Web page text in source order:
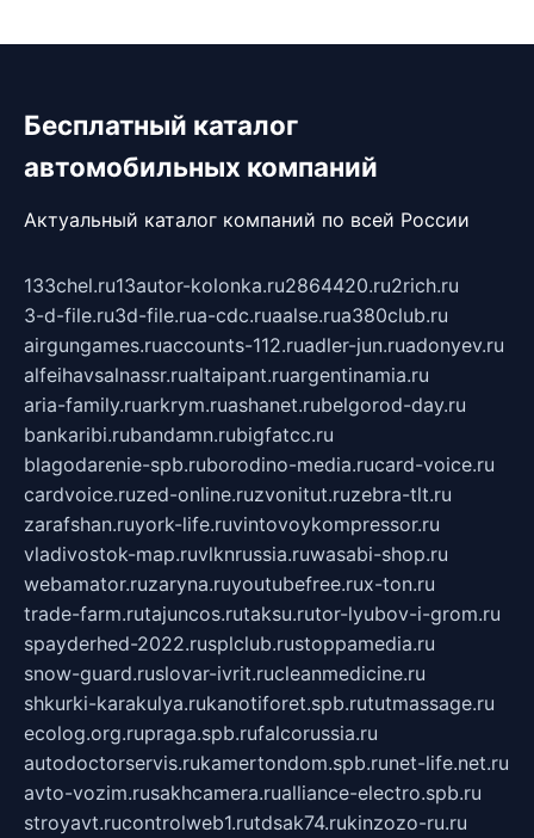
Бесплатный каталог
автомобильных компаний
Актуальный каталог компаний по всей России
133chel.ru13autor-kolonka.ru2864420.ru2rich.ru
3-d-file.ru3d-file.rua-cdc.ruaalse.rua380club.ru
airgungames.ruaccounts-112.ruadler-jun.ruadonyev.ru
alfeihavsalnassr.rualtaipant.ruargentinamia.ru
aria-family.ruarkrym.ruashanet.rubelgorod-day.ru
bankaribi.rubandamn.rubigfatcc.ru
blagodarenie-spb.ruborodino-media.rucard-voice.ru
cardvoice.ruzed-online.ruzvonitut.ruzebra-tlt.ru
zarafshan.ruyork-life.ruvintovoykompressor.ru
vladivostok-map.ruvlknrussia.ruwasabi-shop.ru
webamator.ruzaryna.ruyoutubefree.rux-ton.ru
trade-farm.rutajuncos.rutaksu.rutor-lyubov-i-grom.ru
spayderhed-2022.rusplclub.rustoppamedia.ru
snow-guard.ruslovar-ivrit.rucleanmedicine.ru
shkurki-karakulya.rukanotiforet.spb.rututmassage.ru
ecolog.org.rupraga.spb.rufalcorussia.ru
autodoctorservis.rukamertondom.spb.runet-life.net.ru
avto-vozim.rusakhcamera.rualliance-electro.spb.ru
stroyavt.rucontrolweb1.rutdsak74.rukinzozo-ru.ru